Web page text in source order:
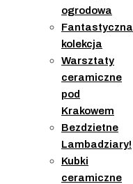
ogrodowa
Fantastyczna
kolekcja
Warsztaty
ceramiczne
pod
Krakowem
Bezdzietne
Lambadziary!
Kubki
ceramiczne